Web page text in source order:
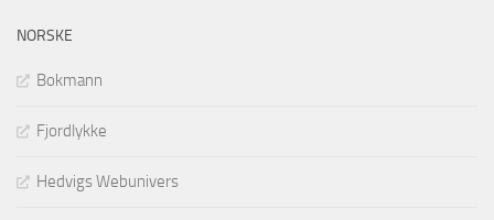
NORSKE
Bokmann
Fjordlykke
Hedvigs Webunivers